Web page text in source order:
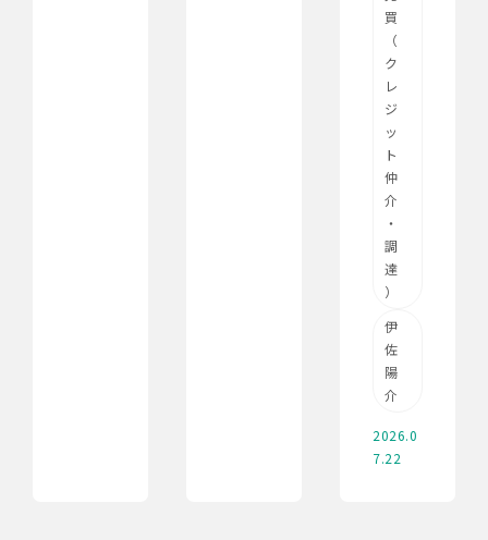
買
（
ク
レ
ジ
ッ
ト
仲
介
・
調
達
）
伊
佐
陽
介
2026.0
7.22